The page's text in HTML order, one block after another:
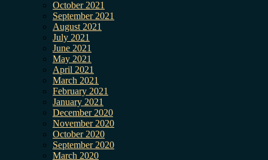
October 2021
September 2021
August 2021
July 2021
June 2021
May 2021
April 2021
March 2021
February 2021
January 2021
December 2020
November 2020
October 2020
September 2020
March 2020